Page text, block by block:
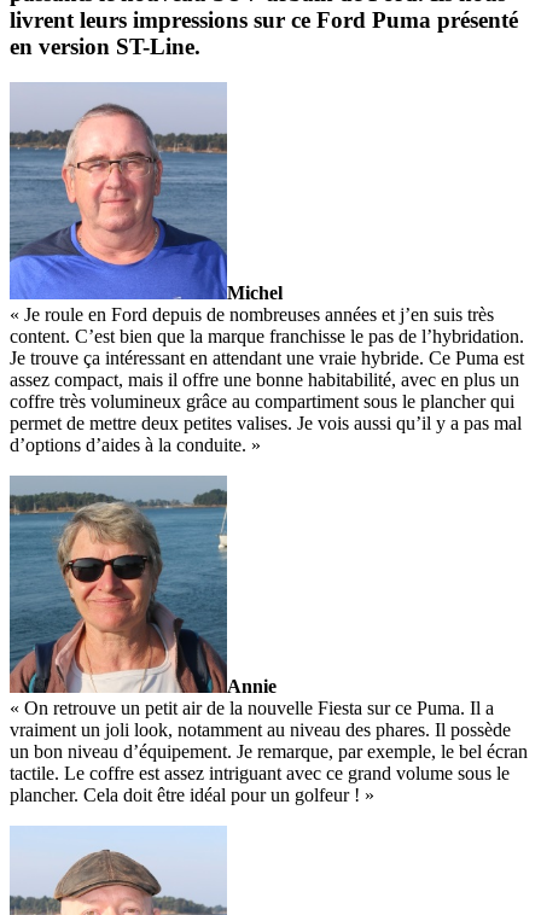
livrent leurs impressions sur ce Ford Puma présenté
en version ST-Line.
Michel
« Je roule en Ford depuis de nombreuses années et j’en suis très
content. C’est bien que la marque franchisse le pas de l’hybridation.
Je trouve ça intéressant en attendant une vraie hybride. Ce Puma est
assez compact, mais il offre une bonne habitabilité, avec en plus un
coffre très volumineux grâce au compartiment sous le plancher qui
permet de mettre deux petites valises. Je vois aussi qu’il y a pas mal
d’options d’aides à la conduite. »
Annie
« On retrouve un petit air de la nouvelle Fiesta sur ce Puma. Il a
vraiment un joli look, notamment au niveau des phares. Il possède
un bon niveau d’équipement. Je remarque, par exemple, le bel écran
tactile. Le coffre est assez intriguant avec ce grand volume sous le
plancher. Cela doit être idéal pour un golfeur ! »